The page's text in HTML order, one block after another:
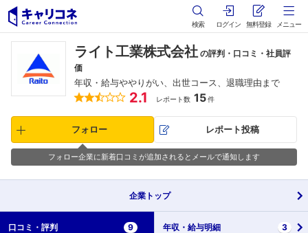
検索 ログイン 無料登録 メニュー
ライト工業株式会社 の評判・口コミ・社員評
価
年収・給与ややりがい、出世コース、退職理由まで
2.1 レポート数 15件
フォロー レポート投稿
フォロー企業に新着口コミが追加されるとメールで通知します
企業 トップ
口コミ・ 評判 9 年収・ 給与明細 3